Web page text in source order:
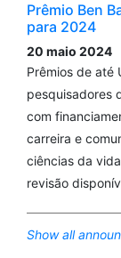
Prêmio Ben
para 2024
20 maio 2024
Prêmios de até
pesquisadores
com
carreira e
ciências da
revisão
Show all